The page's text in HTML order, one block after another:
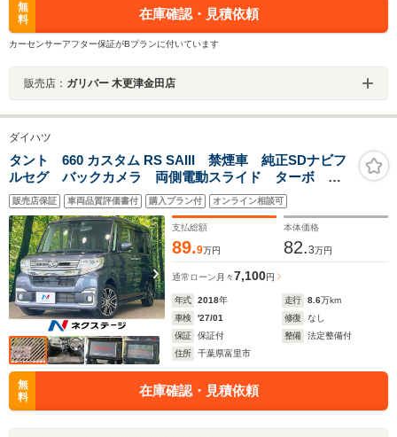
無
料
在庫確認・見積依頼
カーセンサーアフター保証がBプランに付いています
販売店： ガリバー 木更津金田店
ダイハツ
タント 660 カスタム RS SAIII 禁煙車 純正SDナビフ
ルセグ バックカメラ 両側電動スライド ターボ ス
マートアシスト3 LEDヘッド シートヒーター 純正革
巻きステアリング 純正15インチAW ドラレコ ETC
コーナーセンサー
販売店保証 車両品質評価書付 購入プラン付 オンライン相談可
支払総額
89.9万円
本体価格
82.3万円
通常ローン 月々7,100円
年式 2018年 走行 8.6万km
車検
'27/01 修復
なし
保証
保証付 整備
法定整備付
住所
千葉県富里市
無
料
在庫確認・見積依頼